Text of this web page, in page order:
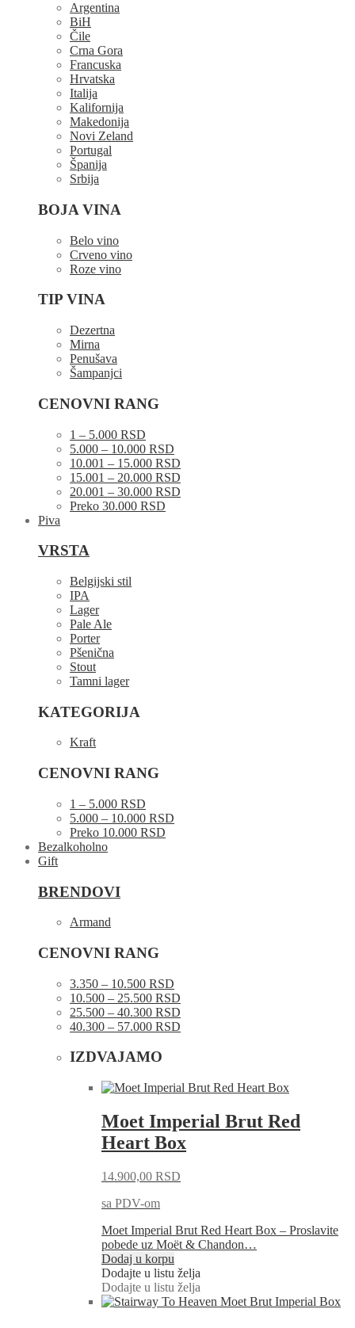
Argentina
BiH
Čile
Crna Gora
Francuska
Hrvatska
Italija
Kalifornija
Makedonija
Novi Zeland
Portugal
Španija
Srbija
BOJA VINA
Belo vino
Crveno vino
Roze vino
TIP VINA
Dezertna
Mirna
Penušava
Šampanjci
CENOVNI RANG
1 – 5.000 RSD
5.000 – 10.000 RSD
10.001 – 15.000 RSD
15.001 – 20.000 RSD
20.001 – 30.000 RSD
Preko 30.000 RSD
Piva
VRSTA
Belgijski stil
IPA
Lager
Pale Ale
Porter
Pšenična
Stout
Tamni lager
KATEGORIJA
Kraft
CENOVNI RANG
1 – 5.000 RSD
5.000 – 10.000 RSD
Preko 10.000 RSD
Bezalkoholno
Gift
BRENDOVI
Armand
CENOVNI RANG
3.350 – 10.500 RSD
10.500 – 25.500 RSD
25.500 – 40.300 RSD
40.300 – 57.000 RSD
IZDVAJAMO
Moet Imperial Brut Red
Heart Box
14.900,00 RSD
sa PDV-om
Moet Imperial Brut Red Heart Box – Proslavite
pobede uz Moët & Chandon…
Dodaj u korpu
Dodajte u listu želja
Dodajte u listu želja